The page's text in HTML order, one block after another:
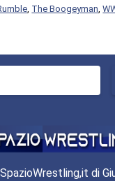
The Boogeyman ,
di